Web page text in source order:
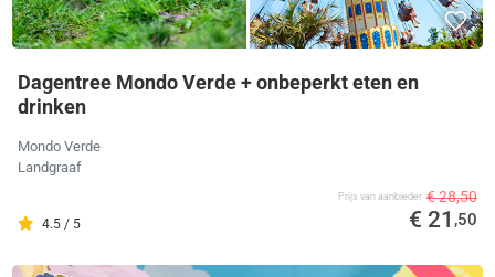
Dagentree Mondo Verde + onbeperkt eten en
drinken
Mondo Verde
Landgraaf
4.5 / 5
Prijs van aanbieder € 28,50
€ 21 ,50